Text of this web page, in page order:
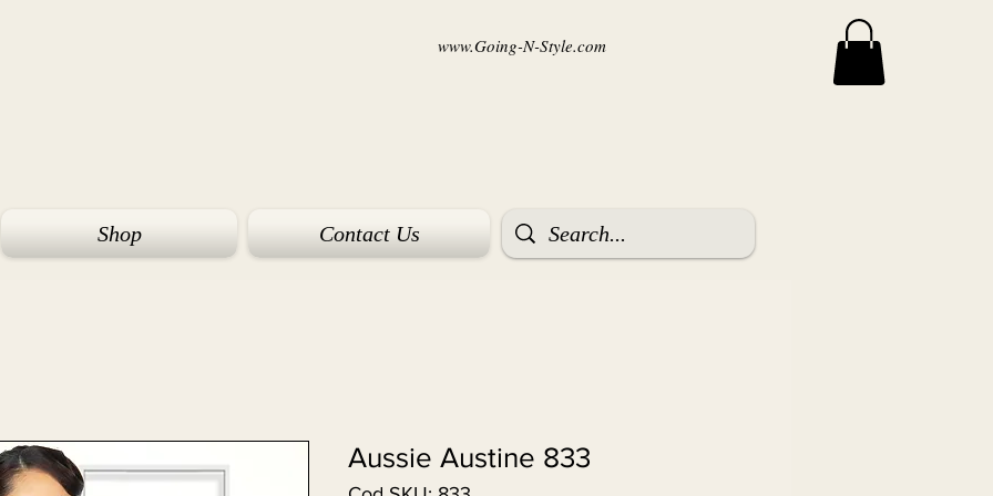
www.Going-N-Style.com
Shop Contact Us
Aussie Austine 833